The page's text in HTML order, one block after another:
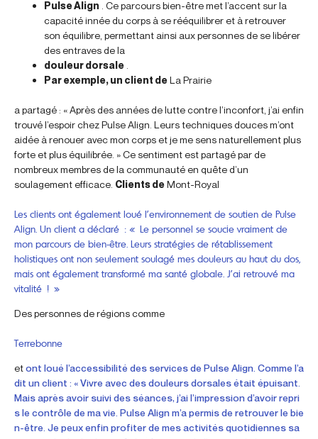
Pulse Align . Ce parcours bien-être met l’accent sur la
capacité innée du corps à se rééquilibrer et à retrouver
son équilibre, permettant ainsi aux personnes de se libérer
des entraves de la
douleur dorsale
Par exemple, un client deLa Prairie
a partagé : « Après des années de lutte contre l’inconfort, j’ai enfin
trouvé l’espoir chez Pulse Align. Leurs techniques douces m’ont
aidée à renouer avec mon corps et je me sens naturellement plus
forte et plus équilibrée. » Ce sentiment est partagé par de
nombreux membres de la communauté en quête d’un
soulagement efficace. Clients deMont-Royal
Les clients ont également loué l’environnement de soutien de Pulse
Align. Un client a déclaré : « Le personnel se soucie vraiment de
mon parcours de bien-être. Leurs stratégies de rétablissement
holistiques ont non seulement soulagé mes douleurs au haut du dos,
mais ont également transformé ma santé globale. J’ai retrouvé ma
vitalité ! »
Des personnes de régions comme
Terrebonne
etont loué l’accessibilité des services de Pulse Align. Comme l’a
dit un client : « Vivre avec des douleurs dorsales était épuisant.
Mais après avoir suivi des séances, j’ai l’impression d’avoir repri
s le contrôle de ma vie. Pulse Align m’a permis de retrouver le bie
n-être. Je peux enfin profiter de mes activités quotidiennes sa